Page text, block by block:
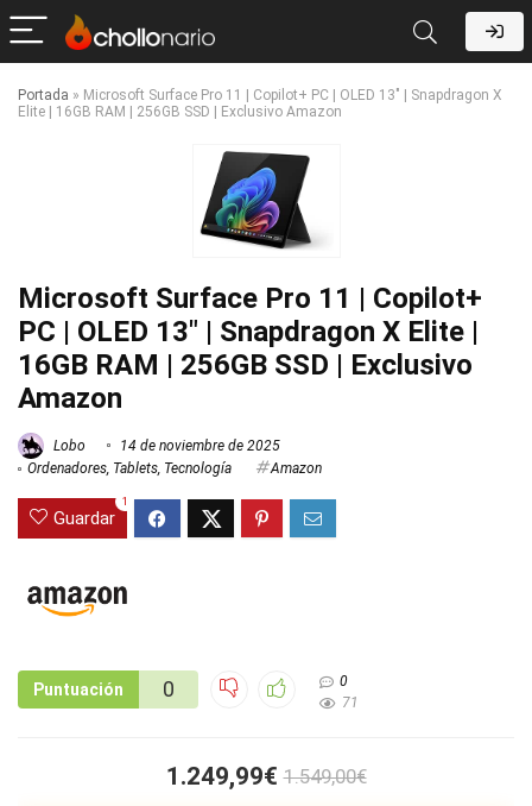
Portada » Microsoft Surface Pro 11 | Copilot+ PC | OLED 13″ | Snapdragon X
Elite | 16GB RAM | 256GB SSD | Exclusivo Amazon
Microsoft Surface Pro 11 | Copilot+
PC | OLED 13″ | Snapdragon X Elite |
16GB RAM | 256GB SSD | Exclusivo
Amazon
Lobo
14 de noviembre de 2025
Ordenadores, Tablets, Tecnología Amazon
Guardar
1
Puntuación 0
0
71
1.249,99€ 1.549,00€